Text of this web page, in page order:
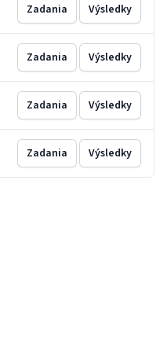
Zadania Výsledky
Zadania Výsledky
Zadania Výsledky
Zadania Výsledky